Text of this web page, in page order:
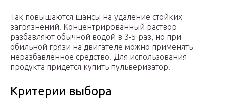
Так повышаются шансы на удаление стойких
загрязнений. Концентрированный раствор
разбавляют обычной водой в 3-5 раз, но при
обильной грязи на двигателе можно применять
неразбавленное средство. Для использования
продукта придется купить пульверизатор.
Критерии выбора